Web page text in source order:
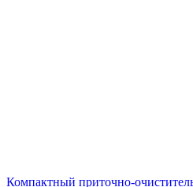
Компактный приточно-